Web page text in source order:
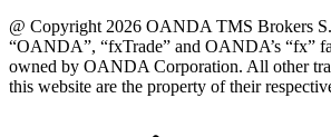
@ Copyright 2026 OANDA TMS Brokers
“OANDA”, “fxTrade” and OANDA’s “fx”
owned by OANDA Corporation. All other
this website are the property of their